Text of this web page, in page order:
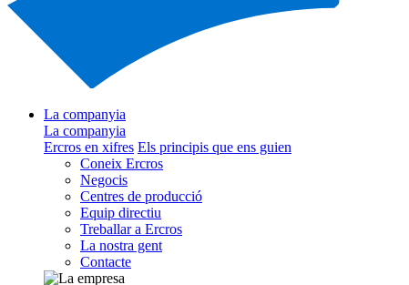
La companyia
La companyia
Ercros en xifres Els principis que ens guien
Coneix Ercros
Negocis
Centres de producció
Equip directiu
Treballar a Ercros
La nostra gent
Contacte